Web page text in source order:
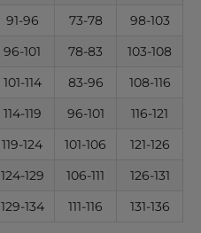
91-96 73-78
98-103
96-101 78-83
103-108
101-114 83-96
108-116
114-119 96-101
116-121
119-124 101-106
121-126
124-129 106-111
126-131
129-134 111-116 131-136